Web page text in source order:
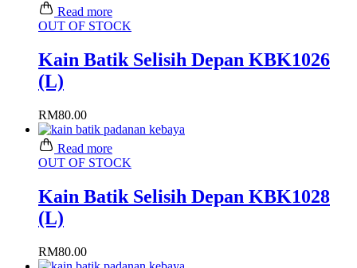
Read more
OUT OF STOCK
Kain Batik Selisih Depan KBK1026
(L)
RM80.00
Read more
OUT OF STOCK
Kain Batik Selisih Depan KBK1028
(L)
RM80.00